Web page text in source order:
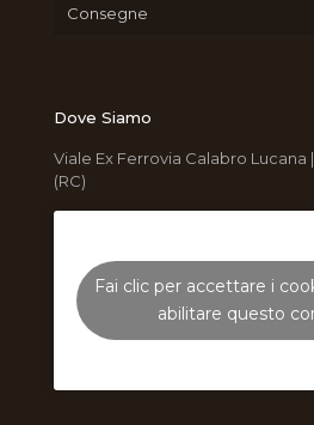
Consegne
Dove Siamo
Viale Ex Ferrovia Calabro Lucana
(RC)
Fai clic per accettare i
abilitare questo